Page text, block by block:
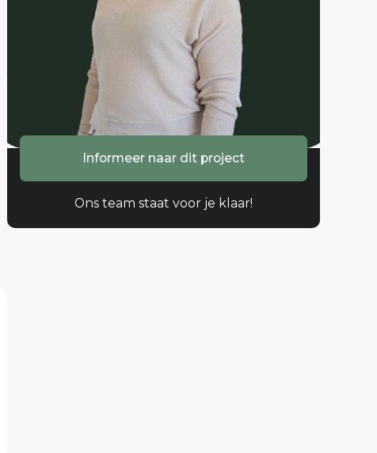
Informeer naar dit project
Ons team staat voor je klaar!